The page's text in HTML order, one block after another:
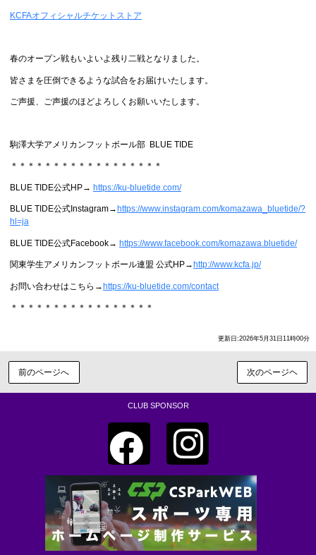
KCFAオフィシャルチケットストア
春のオープン戦もいよいよ残り二戦となりました。
皆さまを圧倒できるような試合をお届けいたします。
ご声援、ご声援のほどよろしくお願いいたします。
駒澤大学アメリカンフットボール部 BLUE TIDE
＊＊＊＊＊＊＊＊＊＊＊＊＊＊＊＊＊＊
BLUE TIDE公式HP→ https://ku-bluetide.com/
BLUE TIDE公式Instagram→ https://www.instagram.com/komazawa_bluetide/?
hl=ja
BLUE TIDE公式Facebook→ https://www.facebook.com/komazawa.bluetide/
関東学生アメリカンフットボール連盟 公式HP→ http://www.kcfa.jp/
お問い合わせはこちら→https://ku-bluetide.com/contact
＊＊＊＊＊＊＊＊＊＊＊＊＊＊＊＊＊
更新日:2026年5月31日11時00分
前のページへ 次のページヘ
CLUB SPONSOR